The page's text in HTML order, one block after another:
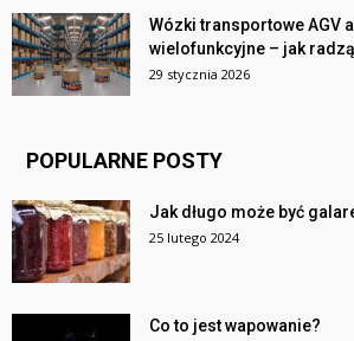
Wózki transportowe AGV
wielofunkcyjne – jak
29 stycznia 2026
POPULARNE POSTY
Jak długo może być
25 lutego 2024
Co to jest wapowanie?